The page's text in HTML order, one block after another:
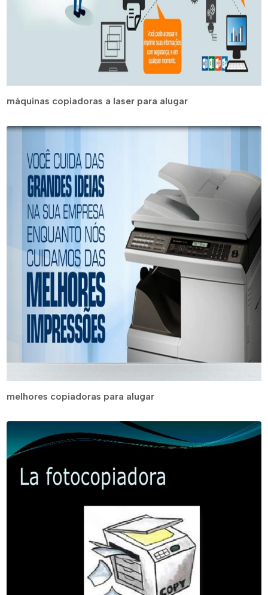
máquinas copiadoras a laser para alugar
melhores copiadoras para alugar